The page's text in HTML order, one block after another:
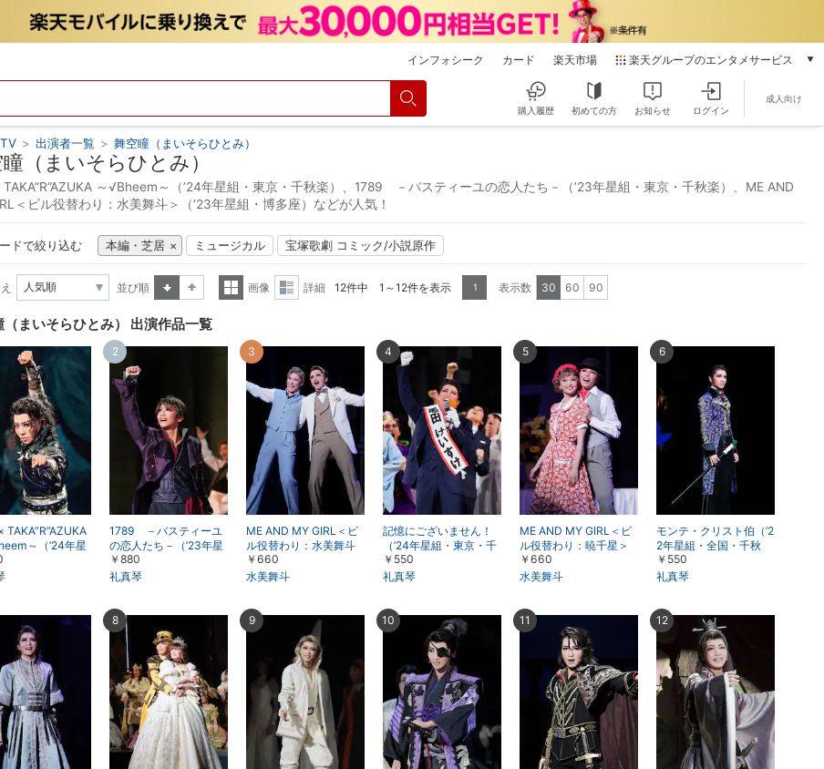
インフォシーク カード 楽天市場 楽天グループのエンタメサービス
本/ゲーム/CD/DVD
楽天Kobo
動画配信
無料テレビ
Rチャンネル
チケット
楽天チケット
エンタメニュース
推し楽
購入履歴 初めての方 お知らせ ログイン
成人向け
> 出演者一覧 > 舞空瞳（まいそらひとみ）
（まいそらひとみ）
TAKA”R”AZUKA ～√Bheem～（’24年星組・東京・千秋楽）、1789 －バスティーユの恋人たち－（’23年星組・東京・千秋楽）、ME AND
＜ビル役替わり：水美舞斗＞（’23年星組・博多座）などが人気！
ドで絞り込む 本編・芝居 ミュージカル 宝塚歌劇 コミック/小説原作
並び順
画像
詳細 12件中 1～12件を表示 1 表示数 30 60 90
（まいそらひとみ） 出演作品一覧
TAKA”R”AZUKA
～（’24年星
京・千秋楽）
1789 －バスティーユ
の恋人たち－（’23年星
組・東京・千秋楽）
￥880
礼真琴
2
ME AND MY GIRL＜ビ
ル役替わり：水美舞斗
＞（’23年星組・博多
座）
￥660
水美舞斗
3
記憶にございません！
（’24年星組・東京・千
秋楽）
￥550
礼真琴
4
ME AND MY GIRL＜ビ
ル役替わり：暁千星＞
（’23年星組・博多座）
￥660
水美舞斗
5
モンテ・クリスト伯（’2
2年星組・全国・千秋
楽）
￥550
礼真琴
6
8 9 10 11 12